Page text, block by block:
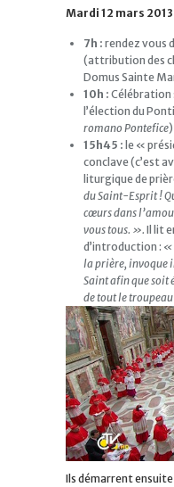
Mardi 12 mars 2013
7h : rendez vous
(attribution des
Domus Sainte
10h : Célébration
l’élection du
romano Pontefice
15h45 : le «
conclave (c’est
liturgique de
du Saint-Esprit !
cœurs dans
vous tous. ». Il lit
d’introduction : «
la prière, invoque
Saint afin que soit
de tout le
Ils démarrent ensuite